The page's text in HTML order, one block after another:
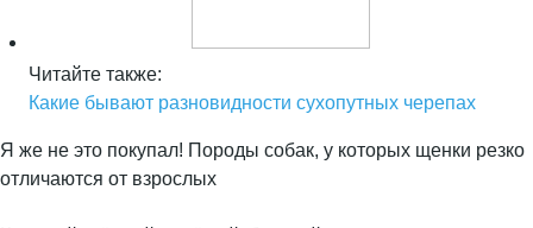
Читайте также:
Какие бывают разновидности сухопутных черепах
Я же не это покупал! Породы собак, у которых щенки резко
отличаются от взрослых